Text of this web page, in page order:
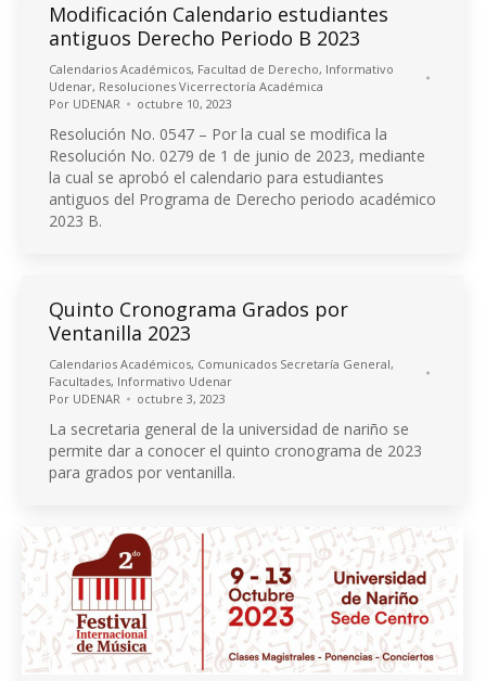
Modificación Calendario estudiantes
antiguos Derecho Periodo B 2023
Calendarios Académicos, Facultad de Derecho, Informativo
Udenar, Resoluciones Vicerrectoría Académica
Por UDENAR octubre 10, 2023
Resolución No. 0547 – Por la cual se modifica la
Resolución No. 0279 de 1 de junio de 2023, mediante
la cual se aprobó el calendario para estudiantes
antiguos del Programa de Derecho periodo académico
2023 B.
Quinto Cronograma Grados por
Ventanilla 2023
Calendarios Académicos, Comunicados Secretaría General,
Facultades, Informativo Udenar
Por UDENAR octubre 3, 2023
La secretaria general de la universidad de nariño se
permite dar a conocer el quinto cronograma de 2023
para grados por ventanilla.